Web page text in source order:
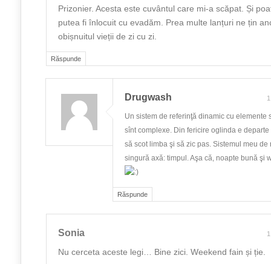
Răspunde
Prizonier. Acesta este cuvântul care mi-a scăpat. Și
putea fi înlocuit cu evadăm. Prea multe lanțuri ne țin
obișnuitul vieții de zi cu zi.
Răspunde
Drugwash
Un sistem de referinţă dinamic cu elemente
sînt complexe. Din fericire oglinda e
să scot limba şi să zic pas. Sistemul meu de
singură axă: timpul. Aşa că, noapte bună şi
Sonia
Nu cerceta aceste legi… Bine zici. Weekend fain și ție.